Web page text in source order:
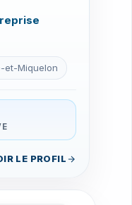
et-Miquelon
LE PROFIL